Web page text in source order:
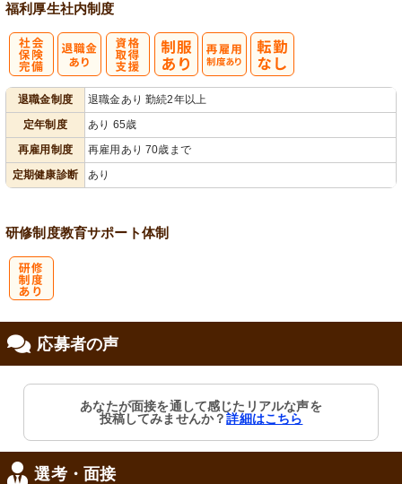
福利厚生社内制度
退職金制度
退職金あり 勤続2年以上
定年制度
あり 65歳
再雇用制度
再雇用あり 70歳まで
定期健康診断
あり
研修制度教育サポート体制
応募者の声
あなたが面接を通して感じたリアルな声を
投稿してみませんか？詳細はこちら
選考・面接